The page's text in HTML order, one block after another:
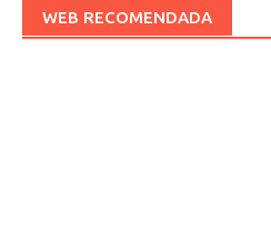
WEB RECOMENDADA